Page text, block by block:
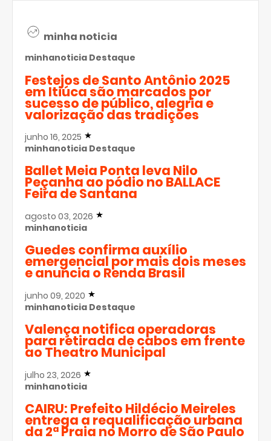
minha noticia
minhanoticia Destaque
Festejos de Santo Antônio 2025
em Itiúca são marcados por
sucesso de público, alegria e
valorização das tradições
junho 16, 2025
minhanoticia Destaque
Ballet Meia Ponta leva Nilo
Peçanha ao pódio no BALLACE
Feira de Santana
agosto 03, 2026
minhanoticia
Guedes confirma auxílio
emergencial por mais dois meses
e anuncia o Renda Brasil
junho 09, 2020
minhanoticia Destaque
Valença notifica operadoras
para retirada de cabos em frente
ao Theatro Municipal
julho 23, 2026
minhanoticia
CAIRU: Prefeito Hildécio Meireles
entrega a requalificação urbana
da 2ª Praia no Morro de São Paulo